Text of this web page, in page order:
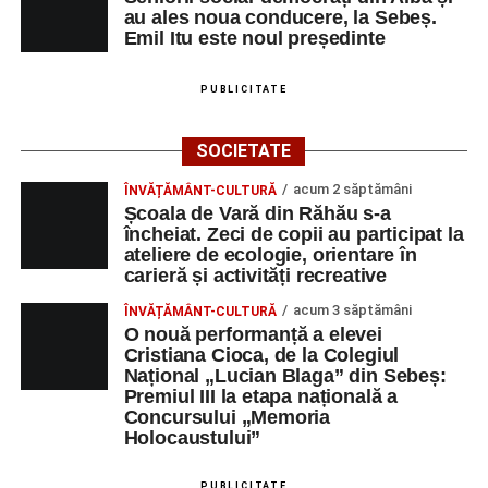
au ales noua conducere, la Sebeș.
Emil Itu este noul președinte
PUBLICITATE
SOCIETATE
ÎNVĂȚĂMÂNT-CULTURĂ acum 2 săptămâni
Școala de Vară din Răhău s-a
încheiat. Zeci de copii au participat la
ateliere de ecologie, orientare în
carieră și activități recreative
ÎNVĂȚĂMÂNT-CULTURĂ acum 3 săptămâni
O nouă performanță a elevei
Cristiana Cioca, de la Colegiul
Național „Lucian Blaga” din Sebeș:
Premiul III la etapa națională a
Concursului „Memoria
Holocaustului”
PUBLICITATE